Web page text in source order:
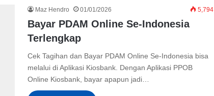
Maz Hendro 01/01/2026 5,794
Bayar PDAM Online Se-Indonesia
Terlengkap
Cek Tagihan dan Bayar PDAM Online Se-Indonesia bisa
melalui di Aplikasi Kiosbank. Dengan Aplikasi PPOB
Online Kiosbank, bayar apapun jadi…